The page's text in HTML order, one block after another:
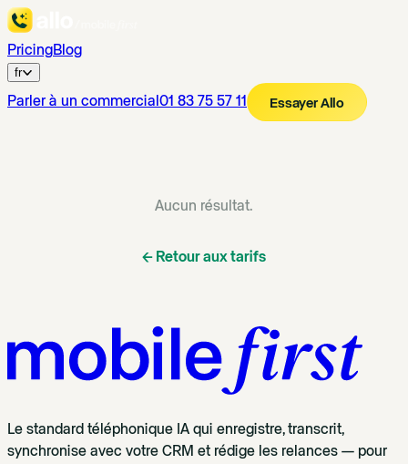
PricingBlog
fr
Parler à un commercial 01 83 75 57 11 Essayer Allo
Aucun résultat.
← Retour aux tarifs
Le standard téléphonique IA qui enregistre, transcrit,
synchronise avec votre CRM et rédige les relances — pour